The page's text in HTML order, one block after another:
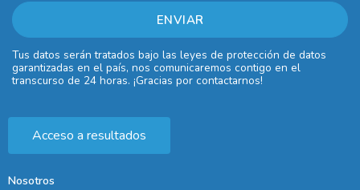
Tus datos serán tratados bajo las leyes de protección de datos
garantizadas en el país, nos comunicaremos contigo en el
transcurso de 24 horas. ¡Gracias por contactarnos!
Acceso a resultados
Nosotros